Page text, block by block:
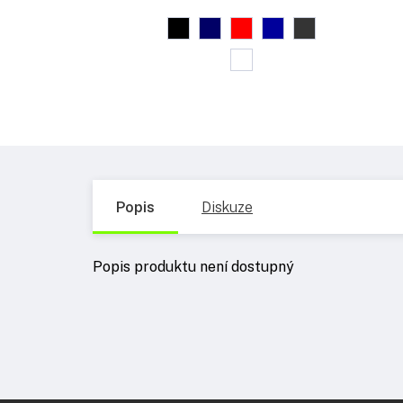
Popis Diskuze
Popis produktu není dostupný